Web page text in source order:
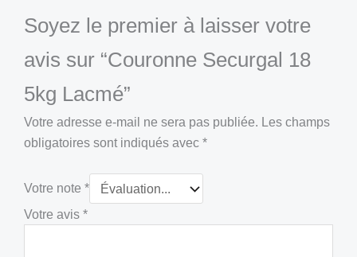
Soyez le premier à laisser votre
avis sur “Couronne Securgal 18
5kg Lacmé”
Votre adresse e-mail ne sera pas publiée. Les champs
obligatoires sont indiqués avec *
Votre note *
Votre avis *